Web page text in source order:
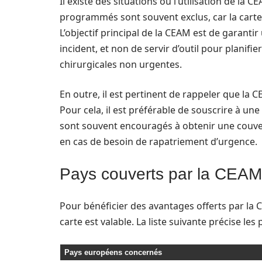
programmés sont souvent exclus, car la
L’objectif principal de la CEAM est de
incident, et non de servir d’outil pour
chirurgicales non urgentes.
En outre, il est pertinent de rappeler que la
Pour cela, il est préférable de souscrire à une
sont souvent encouragés à obtenir une
en cas de besoin de rapatriement d’urgence.
Pays couverts par la CEAM
Pour bénéficier des avantages offerts par la
carte est valable. La liste suivante précise les
Pays européens concernés